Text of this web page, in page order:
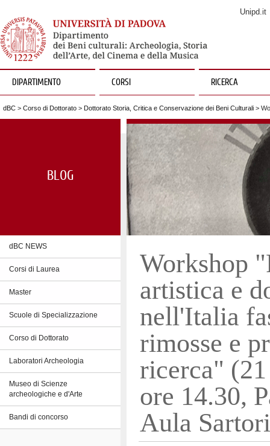
Unipd.it
DIPARTIMENTO CORSI RICERCA
dBC > Corso di Dottorato > Dottorato Storia, Critica e Conservazione dei Beni Culturali >
BLOG
dBC NEWS
Corsi di Laurea
Master
Scuole di Specializzazione
Corso di Dottorato
Laboratori Archeologia
Museo di Scienze
archeologiche e d'Arte
Bandi di concorso
Workshop
artistica e
nell'Italia
rimosse e
ricerca"
ore 14.30,
Aula